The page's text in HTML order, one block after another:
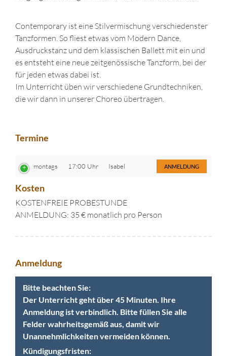
Contemporary ist eine Stilvermischung verschiedenster
Tanzformen. So fliest etwas vom Modern Dance,
Ausdruckstanz und dem klassischen Ballett mit ein und
es entsteht eine neue zeitgenössische Tanzform, bei der
für jeden etwas dabei ist.
Im Unterricht üben wir verschiedene Grundtechniken,
die wir dann in unserer Choreo übertragen.
Termine
montags 17:00 Uhr Isabel ANMELDUNG
Kosten
KOSTENFREIE PROBESTUNDE
ANMELDUNG: 35 € monatlich pro Person
Anmeldung
Bitte beachten Sie:
Der Unterricht geht über 45 Minuten. Ihre
Anmeldung ist verbindlich. Bitte füllen Sie alle
Felder wahrheitsgemäß aus, damit wir
Unannehmlichkeiten vermeiden können.
Kündigungsfristen: